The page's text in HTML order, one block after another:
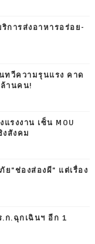
การส่งอาหารอร่อย-
ทวีความรุนแรง คาด
านคน!
รงงาน เซ็น MOU
งสังคม
ย"ช่องส่องผี" แต่เรื่อง
ก.ฉุกเฉินฯ อีก 1